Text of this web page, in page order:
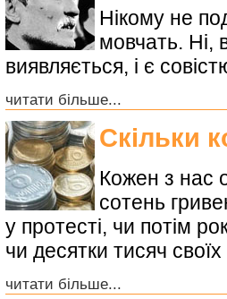
Нікому не
мовчать. Ні,
виявляється, і є
читати більше...
Скільки
Кожен з нас
сотень
у протесті, чи потім
чи десятки тисяч
читати більше...